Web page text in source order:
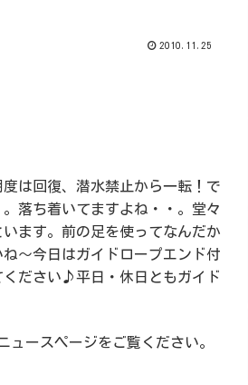
2010.11.25
は回復、潜水禁止から一転！で
落ち着いてますよね・・。堂々
ます。前の足を使ってなんだか
～今日はガイドロープエンド付
ださい♪平日・休日ともガイド
ュースページをご覧ください。